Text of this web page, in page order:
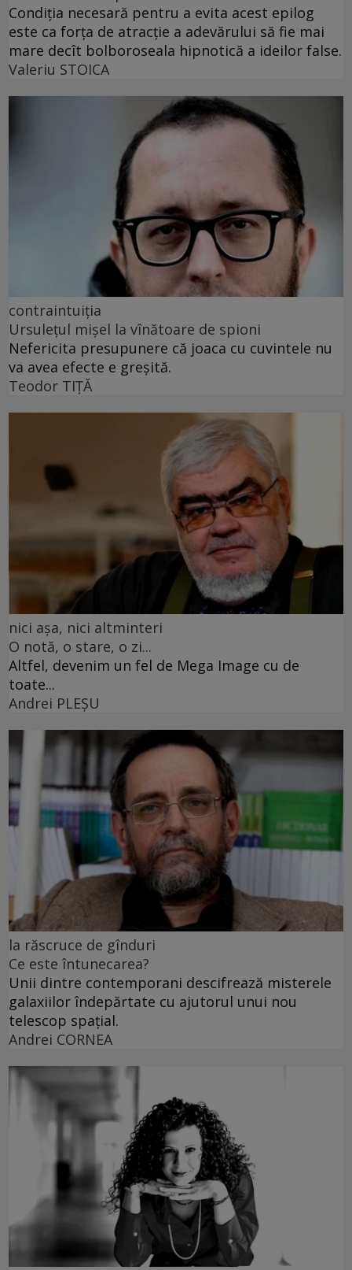
Condiția necesară pentru a evita acest epilog
este ca forța de atracție a adevărului să fie mai
mare decît bolboroseala hipnotică a ideilor false.
Valeriu STOICA
contraintuiția
Ursulețul mișel la vînătoare de spioni
Nefericita presupunere că joaca cu cuvintele nu
va avea efecte e greșită.
Teodor TIŢĂ
nici așa, nici altminteri
O notă, o stare, o zi...
Altfel, devenim un fel de Mega Image cu de
toate...
Andrei PLEŞU
la răscruce de gînduri
Ce este întunecarea?
Unii dintre contemporani descifrează misterele
galaxiilor îndepărtate cu ajutorul unui nou
telescop spațial.
Andrei CORNEA